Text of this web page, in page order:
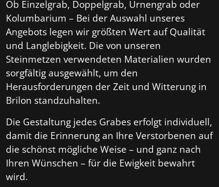
Ob Einzelgrab, Doppelgrab, Urnengrab oder
Kolumbarium – Bei der Auswahl unseres
Angebots legen wir größten Wert auf Qualität
und Langlebigkeit. Die von unseren
Steinmetzen verwendeten Materialien wurden
sorgfältig ausgewählt, um den
Herausforderungen der Zeit und Witterung in
Brilon standzuhalten.
Die Gestaltung jedes Grabes erfolgt individuell,
damit die Erinnerung an Ihre Verstorbenen auf
die schönst mögliche Weise – und ganz nach
Ihren Wünschen – für die Ewigkeit bewahrt
wird.